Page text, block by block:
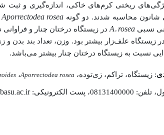
ریختی کرم‌های خاکی، اندازه‌گیری و
شانون محاسبه شدند. دو گونه Aporrectodea rosea
نسبی A. rosea در زیستگاه درختان چنار و
در زیستگاه علف‌زار بیشتر بود. وزن، تعداد بند بدن
نسبت به زیستگاه درختان چنار بیشتر می‌باشد.
: زیستگاه، تراکم، زی‌توده، Aporrectodea rosea،
تلفن: 08131400000، پست الکترونیکی: